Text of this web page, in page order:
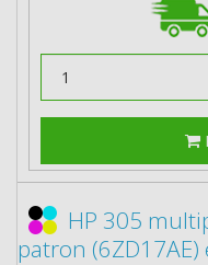
HP 305
patron (6ZD17AE)